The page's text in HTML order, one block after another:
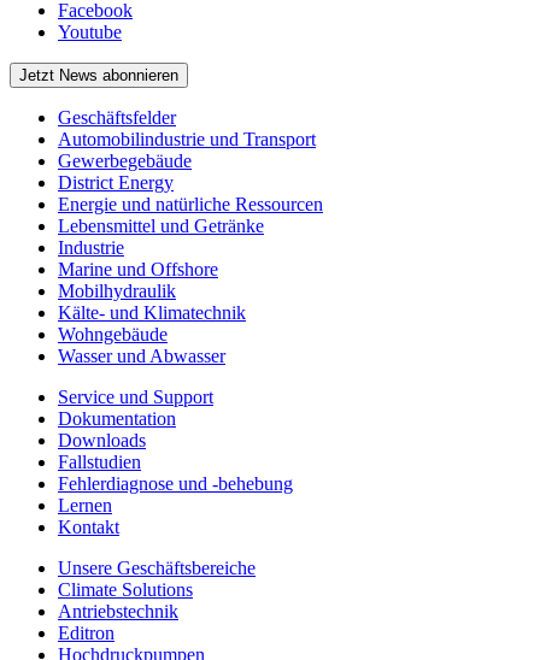
Facebook
Youtube
Jetzt News abonnieren
Geschäftsfelder
Automobilindustrie und Transport
Gewerbegebäude
District Energy
Energie und natürliche Ressourcen
Lebensmittel und Getränke
Industrie
Marine und Offshore
Mobilhydraulik
Kälte- und Klimatechnik
Wohngebäude
Wasser und Abwasser
Service und Support
Dokumentation
Downloads
Fallstudien
Fehlerdiagnose und -behebung
Lernen
Kontakt
Unsere Geschäftsbereiche
Climate Solutions
Antriebstechnik
Editron
Hochdruckpumpen